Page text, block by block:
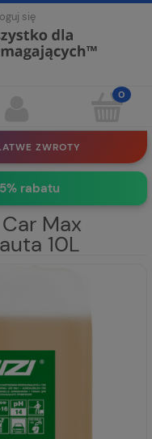
się
ZWROTY
BEZ REJESTRACJI
rabatu
100%
Max
10L